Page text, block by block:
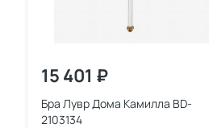
15 401 ₽
Бра Лувр Дома Камилла BD-
2103134